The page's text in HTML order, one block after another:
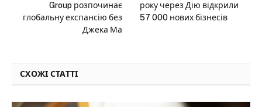
Group розпочинає
глобальну експансію без
Джека Ма
року через Дію відкрили
57 000 нових бізнесів
СХОЖІ СТАТТІ